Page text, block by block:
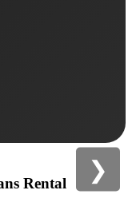
Rental
❯